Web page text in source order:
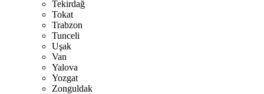
Tekirdağ
Tokat
Trabzon
Tunceli
Uşak
Van
Yalova
Yozgat
Zonguldak